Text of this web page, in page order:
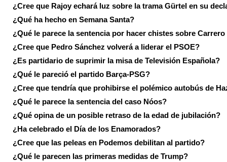
¿Cree que Rajoy echará luz sobre la trama Gürtel en su
¿Qué ha hecho en Semana Santa?
¿Qué le parece la sentencia por hacer chistes sobre
¿Cree que Pedro Sánchez volverá a liderar el PSOE?
¿Es partidario de suprimir la misa de Televisión Española?
¿Qué le pareció el partido Barça-PSG?
¿Cree que tendría que prohibirse el polémico autobús de
¿Qué le parece la sentencia del caso Nóos?
¿Qué opina de un posible retraso de la edad de jubilación?
¿Ha celebrado el Día de los Enamorados?
¿Cree que las peleas en Podemos debilitan al partido?
¿Qué le parecen las primeras medidas de Trump?